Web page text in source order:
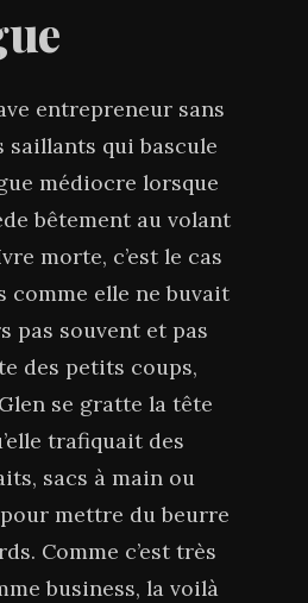
entrepreneur sans
qui bascule
médiocre lorsque
bêtement au volant
morte, c’est le cas
comme elle ne buvait
pas souvent et pas
des petits coups,
se gratte la tête
trafiquait des
sacs à main ou
mettre du beurre
Comme c’est très
business, la voilà